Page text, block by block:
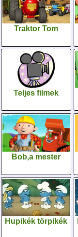
Traktor Tom
Teljes filmek
Bob,a mester
Hupikék törpikék